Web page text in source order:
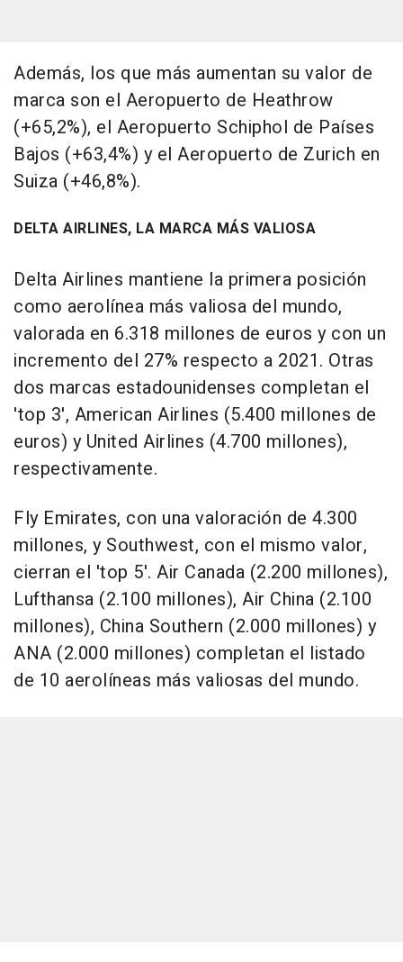
Además, los que más aumentan su valor de
marca son el Aeropuerto de Heathrow
(+65,2%), el Aeropuerto Schiphol de Países
Bajos (+63,4%) y el Aeropuerto de Zurich en
Suiza (+46,8%).
DELTA AIRLINES, LA MARCA MÁS VALIOSA
Delta Airlines mantiene la primera posición
como aerolínea más valiosa del mundo,
valorada en 6.318 millones de euros y con un
incremento del 27% respecto a 2021. Otras
dos marcas estadounidenses completan el
'top 3', American Airlines (5.400 millones de
euros) y United Airlines (4.700 millones),
respectivamente.
Fly Emirates, con una valoración de 4.300
millones, y Southwest, con el mismo valor,
cierran el 'top 5'. Air Canada (2.200 millones),
Lufthansa (2.100 millones), Air China (2.100
millones), China Southern (2.000 millones) y
ANA (2.000 millones) completan el listado
de 10 aerolíneas más valiosas del mundo.